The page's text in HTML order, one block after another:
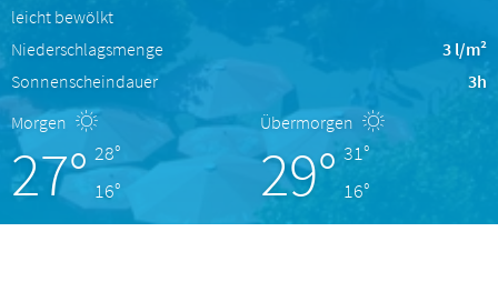
leicht bewölkt
Niederschlagsmenge
3 l/m²
Sonnenscheindauer
3h
Morgen
27° 28°
16°
Übermorgen
29° 31°
16°